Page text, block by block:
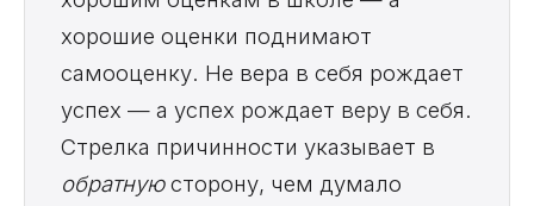
хорошие оценки поднимают
самооценку. Не вера в себя рождает
успех — а успех рождает веру в себя.
Стрелка причинности указывает в
обратнуюсторону, чем думало